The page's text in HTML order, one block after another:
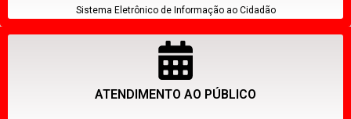
Sistema Eletrônico de Informação ao Cidadão
ATENDIMENTO AO PÚBLICO